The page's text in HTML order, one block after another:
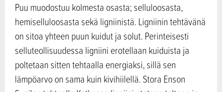
Puu muodostuu kolmesta osasta; selluloosasta,
hemiselluloosasta sekä ligniinistä. Ligniinin tehtävänä
on sitoa yhteen puun kuidut ja solut. Perinteisesti
selluteollisuudessa ligniini erotellaan kuiduista ja
poltetaan sitten tehtaalla energiaksi, sillä sen
lämpöarvo on sama kuin kivihiilellä. Stora Enson